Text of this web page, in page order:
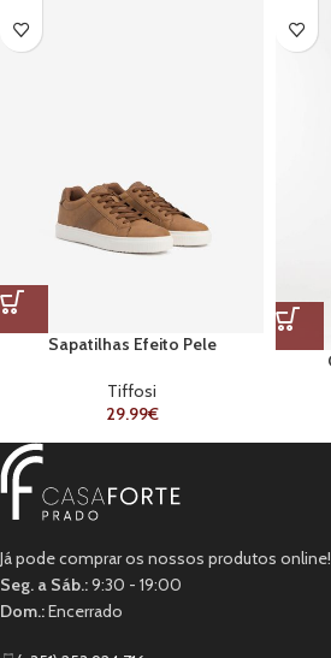
Sapatilhas Efeito Pele
Tiffosi
29.99€
Já pode comprar os nossos produtos online!
Seg. a Sáb.:9:30 - 19:00
Dom.:Encerrado